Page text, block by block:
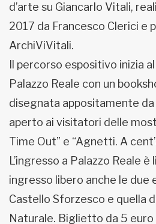
d’arte su Giancarlo Vitali,
2017 da Francesco Clerici e
ArchiViVitali.
Il percorso espositivo inizia
Palazzo Reale con un
disegnata appositamente
aperto ai visitatori delle
Time Out” e “Agnetti. A
L’ingresso a Palazzo Reale è
ingresso libero anche le due
Castello Sforzesco e quella
Naturale. Biglietto da 5 euro